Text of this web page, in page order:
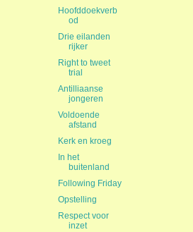
Hoofddoekverb
od
Drie eilanden
rijker
Right to tweet
trial
Antilliaanse
jongeren
Voldoende
afstand
Kerk en kroeg
In het
buitenland
Following Friday
Opstelling
Respect voor
inzet